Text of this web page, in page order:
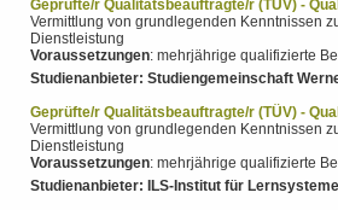
Geprüfte/r Qualitätsbeauftragte/r (TÜV) -
Vermittlung von grundlegenden Kenntnissen
Dienstleistung
Voraussetzungen: mehrjährige qualifizierte
Studienanbieter: Studiengemeinschaft
Geprüfte/r Qualitätsbeauftragte/r (TÜV) -
Vermittlung von grundlegenden Kenntnissen
Dienstleistung
Voraussetzungen: mehrjährige qualifizierte
Studienanbieter: ILS-Institut für